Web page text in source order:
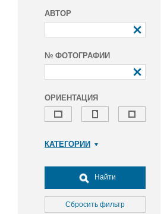
АВТОР
№ ФОТОГРАФИИ
ОРИЕНТАЦИЯ
КАТЕГОРИИ
Досуг, туризм и отдых
Культура
Медицина
Найти
Сбросить фильтр